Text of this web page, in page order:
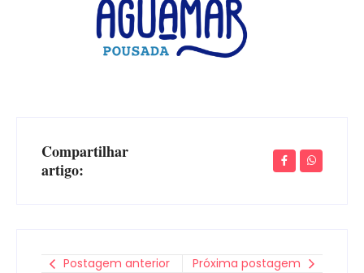
Compartilhar
artigo:
Postagem anterior Próxima postagem